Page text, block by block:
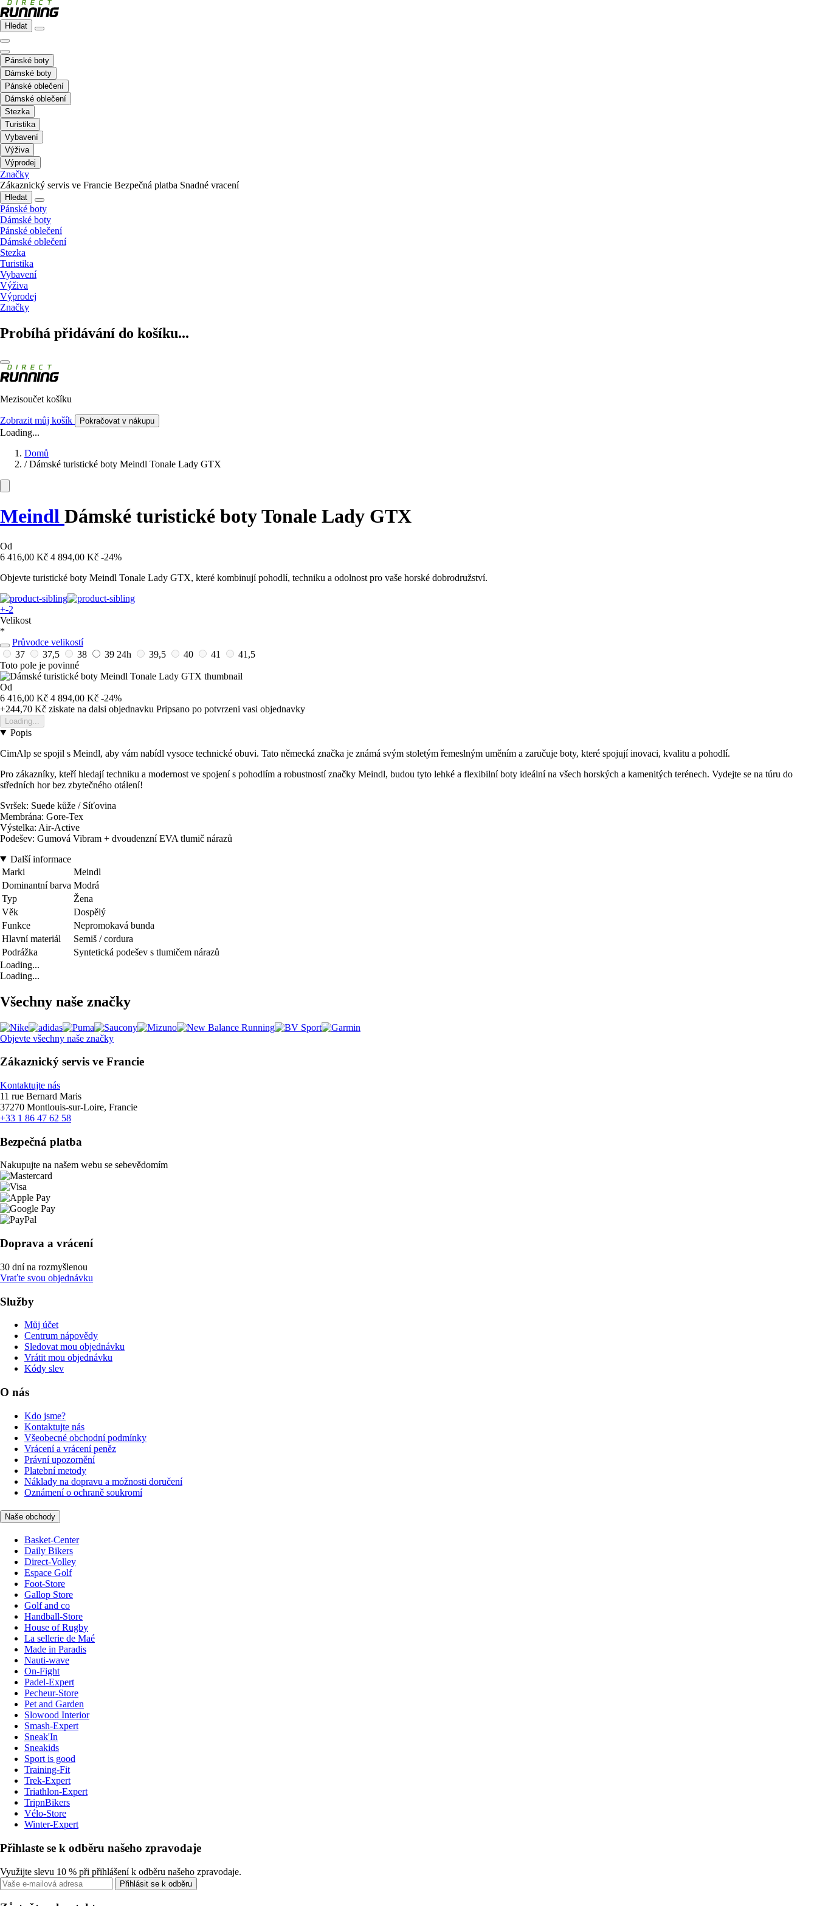
Hledat
Pánské boty
Dámské boty
Pánské oblečení
Dámské oblečení
Stezka
Turistika
Vybavení
Výživa
Výprodej
Značky
Zákaznický servis ve Francie Bezpečná platba Snadné vracení
Hledat
Pánské boty
Dámské boty
Pánské oblečení
Dámské oblečení
Stezka
Turistika
Vybavení
Výživa
Výprodej
Značky
Probíhá přidávání do košíku...
Mezisoučet košíku
Zobrazit můj košík Pokračovat v nákupu
Loading...
Domů
/ Dámské turistické boty Meindl Tonale Lady GTX
Meindl Dámské turistické boty Tonale Lady GTX
Od
6 416,00 Kč 4 894,00 Kč -24%
Objevte turistické boty Meindl Tonale Lady GTX, které kombinují pohodlí, techniku a odolnost pro vaše horské dobrodružství.
+-2
Velikost
*
Průvodce velikostí
37
37,5 38 39 24h 39,5 40 41
41,5
Toto pole je povinné
Od
6 416,00 Kč 4 894,00 Kč -24%
+244,70 Kč ziskate na dalsi objednavku Pripsano po potvrzeni vasi objednavky
Loading...
Popis
CimAlp se spojil s Meindl, aby vám nabídl vysoce technické obuvi. Tato německá značka je známá svým stoletým řemeslným uměním a zaručuje boty, které spojují inovaci, kvalitu a pohodlí.
Pro zákazníky, kteří hledají techniku a modernost ve spojení s pohodlím a robustností značky Meindl, budou tyto lehké a flexibilní boty ideální na všech horských a kamenitých terénech. Vydejte se na túru do
středních hor bez zbytečného otálení!
Svršek: Suede kůže / Síťovina
Membrána: Gore-Tex
Výstelka: Air-Active
Podešev: Gumová Vibram + dvoudenzní EVA tlumič nárazů
Další informace
Marki
Meindl
Dominantní barva Modrá
Typ
Žena
Věk
Dospělý
Funkce
Nepromokavá bunda
Hlavní materiál
Semiš / cordura
Podrážka
Syntetická podešev s tlumičem nárazů
Loading...
Loading...
Všechny naše značky
Objevte všechny naše značky
Zákaznický servis ve Francie
Kontaktujte nás
11 rue Bernard Maris
37270 Montlouis-sur-Loire, Francie
+33 1 86 47 62 58
Bezpečná platba
Nakupujte na našem webu se sebevědomím
Doprava a vrácení
30 dní na rozmyšlenou
Vraťte svou objednávku
Služby
Můj účet
Centrum nápovědy
Sledovat mou objednávku
Vrátit mou objednávku
Kódy slev
O nás
Kdo jsme?
Kontaktujte nás
Všeobecné obchodní podmínky
Vrácení a vrácení peněz
Právní upozornění
Platební metody
Náklady na dopravu a možnosti doručení
Oznámení o ochraně soukromí
Naše obchody
Basket-Center
Daily Bikers
Direct-Volley
Espace Golf
Foot-Store
Gallop Store
Golf and co
Handball-Store
House of Rugby
La sellerie de Maé
Made in Paradis
Nauti-wave
On-Fight
Padel-Expert
Pecheur-Store
Pet and Garden
Slowood Interior
Smash-Expert
Sneak'In
Sneakids
Sport is good
Training-Fit
Trek-Expert
Triathlon-Expert
TripnBikers
Vélo-Store
Winter-Expert
Přihlaste se k odběru našeho zpravodaje
Využijte slevu 10 % při přihlášení k odběru našeho zpravodaje.
Přihlásit se k odběru